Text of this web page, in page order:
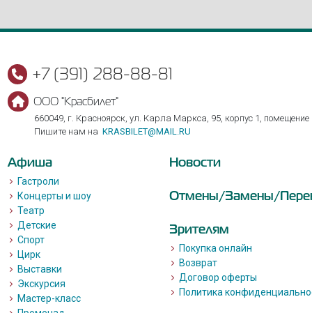
+7 (391) 288-88-81
ООО "Красбилет"
660049, г. Красноярск, ул. Карла Маркса, 95, корпус 1, помещение
Пишите нам на KRASBILET@MAIL.RU
Афиша
Гастроли
Концерты и шоу
Театр
Детские
Спорт
Цирк
Выставки
Экскурсия
Мастер-класс
Новости
Отмены/Замены/
Зрителям
Покупка онлайн
Возврат
Договор оферты
Политика